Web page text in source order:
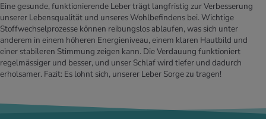
Eine gesunde, funktionierende Leber trägt langfristig zur Verbesserung
unserer Lebensqualität und unseres Wohlbefindens bei. Wichtige
Stoffwechselprozesse können reibungslos ablaufen, was sich unter
anderem in einem höheren Energieniveau, einem klaren Hautbild und
einer stabileren Stimmung zeigen kann. Die Verdauung funktioniert
regelmässiger und besser, und unser Schlaf wird tiefer und dadurch
erholsamer. Fazit: Es lohnt sich, unserer Leber Sorge zu tragen!